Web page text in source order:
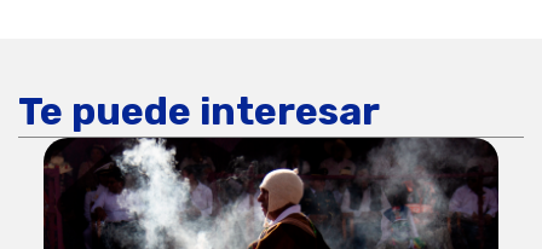
Te puede interesar